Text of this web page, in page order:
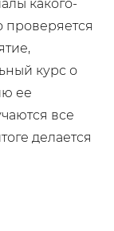
какого-
проверяется
курс о
ее
все
делается